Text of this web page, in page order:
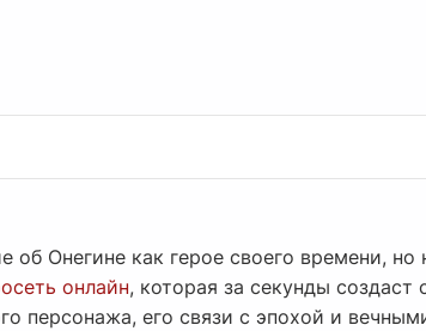
об Онегине как герое своего времени,
онлайн, которая за секунды создаст
персонажа, его связи с эпохой и